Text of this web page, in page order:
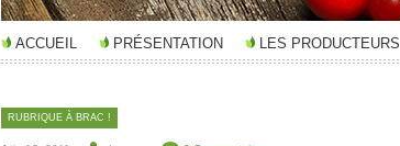
ACCUEIL PRÉSENTATION LES PRODUCTEURS
RUBRIQUE À BRAC !